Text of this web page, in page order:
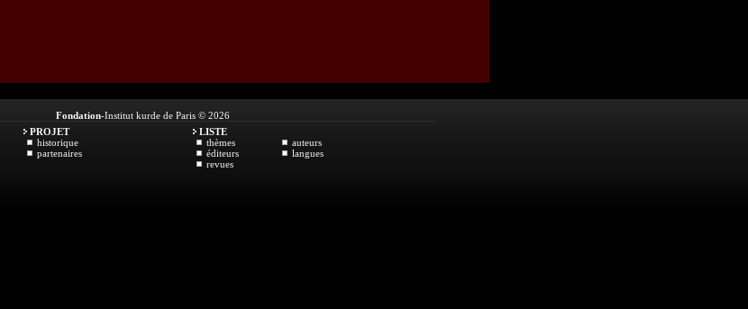
Fondation-Institut kurde de Paris © 2026
PROJET
historique
partenaires
LISTE
thèmes
auteurs
éditeurs
langues
revues